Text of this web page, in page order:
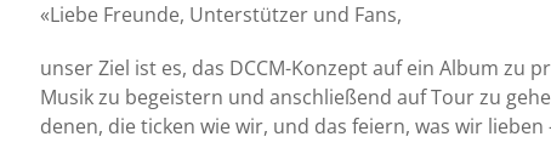
«Liebe Freunde, Unterstützer und Fans,
unser Ziel ist es, das DCCM-Konzept auf ein Album
Musik zu begeistern und anschließend auf Tour zu
denen, die ticken wie wir, und das feiern, was wir lieben –